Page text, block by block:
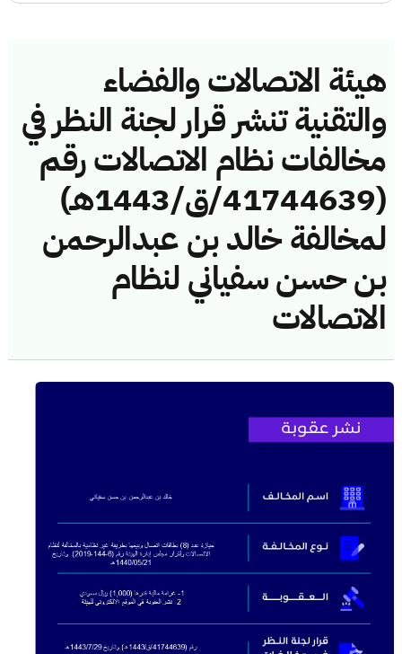
هيئة الاتصالات والفضاء
والتقنية تنشر قرار لجنة النظر في
مخالفات نظام الاتصالات رقم
(41744639/ق/1443هـ)
لمخالفة خالد بن عبدالرحمن
بن حسن سفياني لنظام
الاتصالات